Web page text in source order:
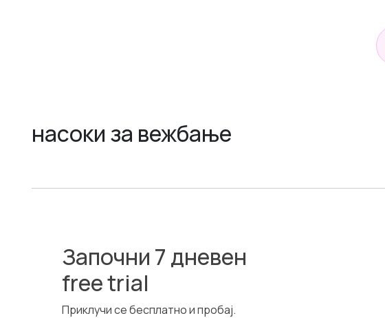
насоки за вежбање
Започни 7 дневен
free trial
Приклучи се бесплатно и пробај.